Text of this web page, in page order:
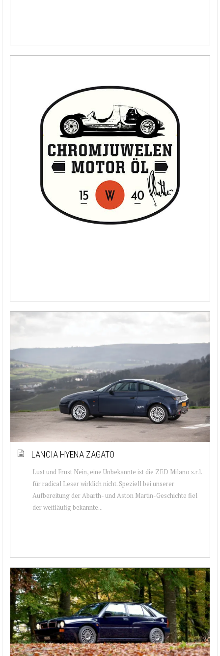
LANCIA HYENA ZAGATO
Lust und Frust Nein, eine Unbekannte ist die ZED Milano s.r.l.
für radical Leser wirklich nicht. Speziell bei unserer
Aufbereitung der Abarth- und Aston Martin-Geschichte fiel
der weitläufig bekannte...